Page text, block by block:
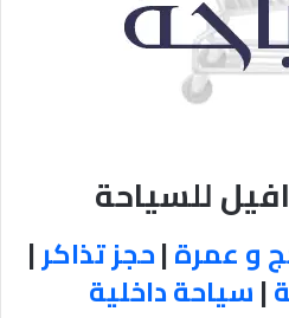
للسياحة
و عمرة|حجز تذاكر|
|سياحة داخلية